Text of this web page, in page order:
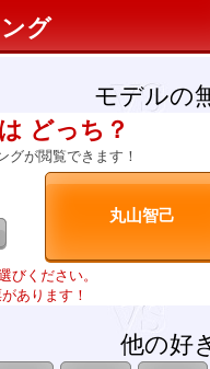
グ
モデルの
どっち？
グが閲覧できます！
びください。
あります！
他の好